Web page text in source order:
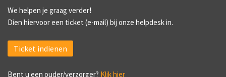
We helpen je graag verder!
Dien hiervoor een ticket (e-mail) bij onze helpdesk in.
Ticket indienen
Bent u een ouder/verzorger? Klik hier